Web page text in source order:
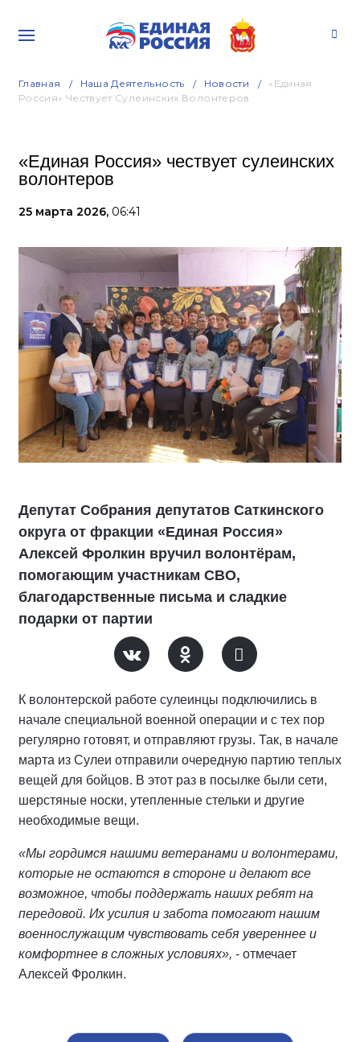
Главная Наша Деятельность Новости
«Единая
Россия» Чествует Сулеинских Волонтеров
«Единая Россия» чествует сулеинских
волонтеров
25 марта 2026, 06:41
Депутат Собрания депутатов Саткинского
округа от фракции «Единая Россия»
Алексей Фролкин вручил волонтёрам,
помогающим участникам СВО,
благодарственные письма и сладкие
подарки от партии
К волонтерской работе сулеинцы подключились в
начале специальной военной операции и с тех пор
регулярно готовят, и отправляют грузы. Так, в начале
марта из Сулеи отправили очередную партию теплых
вещей для бойцов. В этот раз в посылке были сети,
шерстяные носки, утепленные стельки и другие
необходимые вещи.
«Мы гордимся нашими ветеранами и волонтерами,
которые не остаются в стороне и делают все
возможное, чтобы поддержать наших ребят на
передовой. Их усилия и забота помогают нашим
военнослужащим чувствовать себя увереннее и
комфортнее в сложных условиях», - отмечает
Алексей Фролкин.